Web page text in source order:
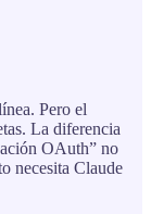
Pero el
La diferencia
OAuth” no
necesita Claude